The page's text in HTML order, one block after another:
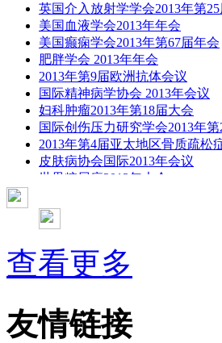
英国介入放射学学会2013年第
美国血液学会2013年年会
美国癫痫学会2013年第67届年会
肥胖学会 2013年年会
2013年第9届欧洲抗体会议
国际精神病学协会 2013年会议
妇科肿瘤2013年第18届大会
国际创伤压力研究学会2013年
2013年第4届亚太地区骨质疏松
皮肤病协会国际2013年会议
世界糖尿病2013年大会
彭晓霞---诊断试验的Meta分析
武姗姗---累积Meta分析和TSA分
孙凤---Network Meta分析
杨智荣---Cochrane综述实战经验
杨祖耀---疾病频率资料的Meta分
查看更多
友情链接